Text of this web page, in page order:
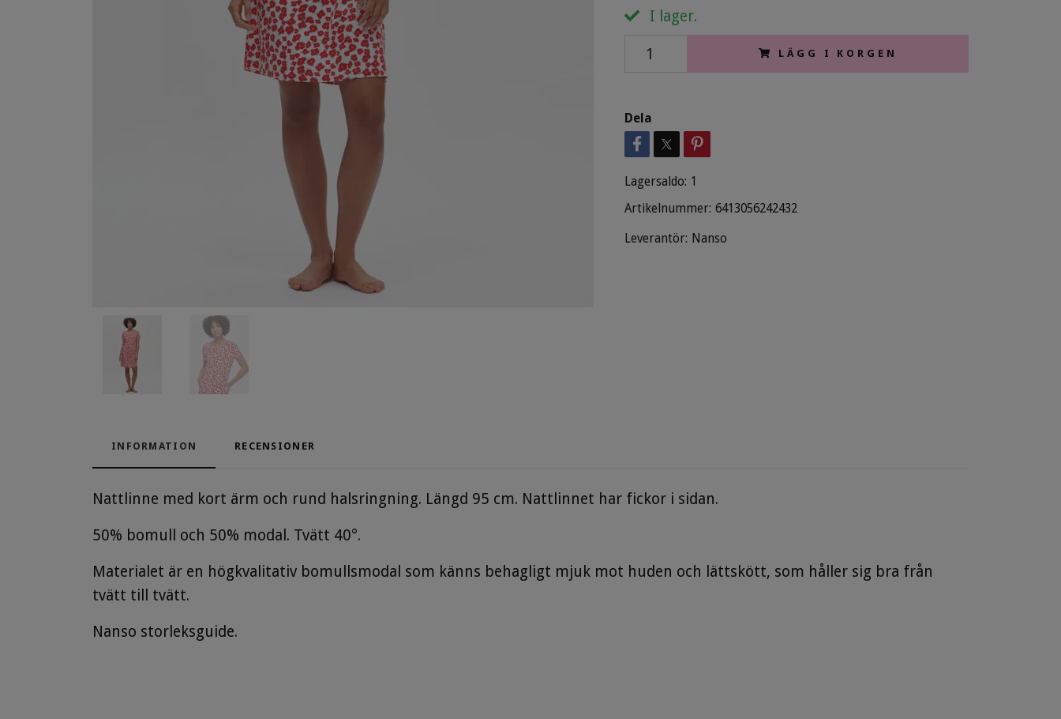
I lager.
LÄGG I KORGEN
Dela
Lagersaldo: 1
Artikelnummer: 6413056242432
Leverantör: Nanso
INFORMATION RECENSIONER
Nattlinne med kort ärm och rund halsringning. Längd 95 cm. Nattlinnet har fickor i sidan.
50% bomull och 50% modal. Tvätt 40°.
Materialet är en högkvalitativ bomullsmodal som känns behagligt mjuk mot huden och lättskött, som håller sig bra från
tvätt till tvätt.
Nanso storleksguide.